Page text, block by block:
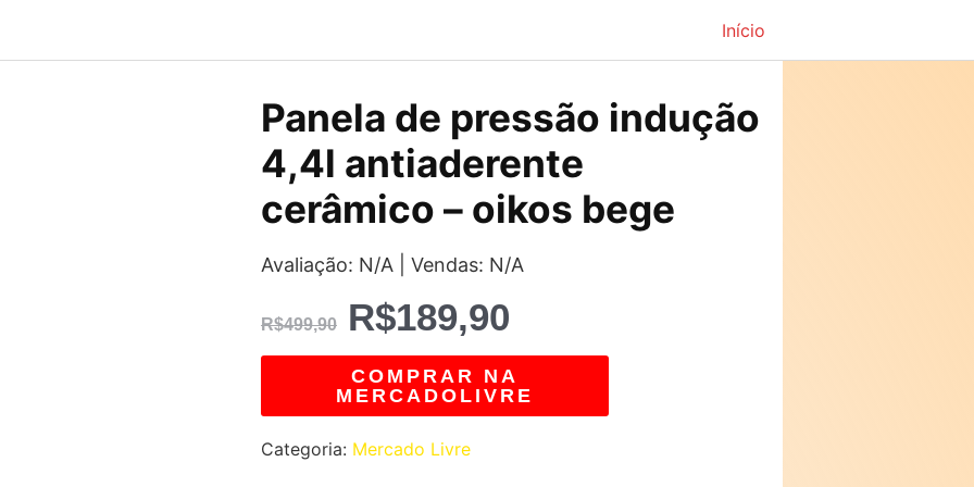
Início
Panela de pressão indução
4,4l antiaderente
cerâmico – oikos bege
Avaliação: N/A | Vendas: N/A
R$499,90
O
preço
original
era:
R$499,90.
R$189,90
O
preço
atual
é:
R$189,90.
COMPRAR NA
MERCADOLIVRE
Categoria: Mercado Livre